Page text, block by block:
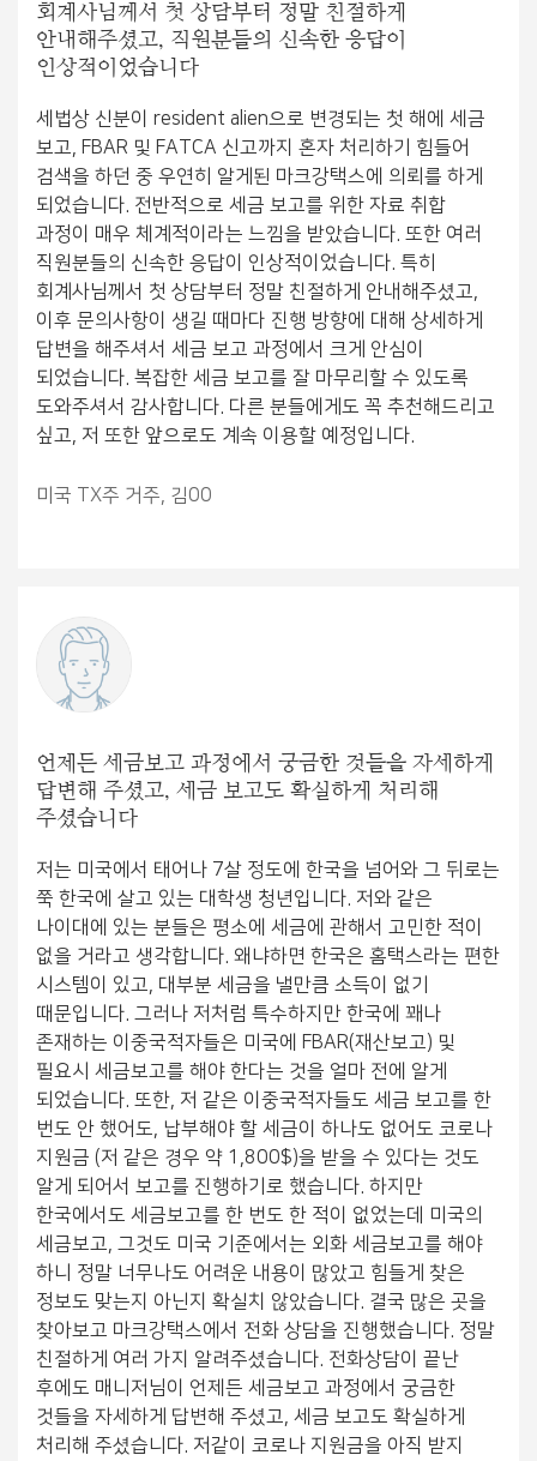
회계사님께서 첫 상담부터 정말 친절하게
안내해주셨고, 직원분들의 신속한 응답이
인상적이었습니다
세법상 신분이 resident alien으로 변경되는 첫 해에 세금
보고, FBAR 및 FATCA 신고까지 혼자 처리하기 힘들어
검색을 하던 중 우연히 알게된 마크강택스에 의뢰를 하게
되었습니다. 전반적으로 세금 보고를 위한 자료 취합
과정이 매우 체계적이라는 느낌을 받았습니다. 또한 여러
직원분들의 신속한 응답이 인상적이었습니다. 특히
회계사님께서 첫 상담부터 정말 친절하게 안내해주셨고,
이후 문의사항이 생길 때마다 진행 방향에 대해 상세하게
답변을 해주셔서 세금 보고 과정에서 크게 안심이
되었습니다. 복잡한 세금 보고를 잘 마무리할 수 있도록
도와주셔서 감사합니다. 다른 분들에게도 꼭 추천해드리고
싶고, 저 또한 앞으로도 계속 이용할 예정입니다.
미국 TX주 거주, 김00
언제든 세금보고 과정에서 궁금한 것들을 자세하게
답변해 주셨고, 세금 보고도 확실하게 처리해
주셨습니다
저는 미국에서 태어나 7살 정도에 한국을 넘어와 그 뒤로는
쭉 한국에 살고 있는 대학생 청년입니다. 저와 같은
나이대에 있는 분들은 평소에 세금에 관해서 고민한 적이
없을 거라고 생각합니다. 왜냐하면 한국은 홈택스라는 편한
시스템이 있고, 대부분 세금을 낼만큼 소득이 없기
때문입니다. 그러나 저처럼 특수하지만 한국에 꽤나
존재하는 이중국적자들은 미국에 FBAR(재산보고) 및
필요시 세금보고를 해야 한다는 것을 얼마 전에 알게
되었습니다. 또한, 저 같은 이중국적자들도 세금 보고를 한
번도 안 했어도, 납부해야 할 세금이 하나도 없어도 코로나
지원금 (저 같은 경우 약 1,800$)을 받을 수 있다는 것도
알게 되어서 보고를 진행하기로 했습니다. 하지만
한국에서도 세금보고를 한 번도 한 적이 없었는데 미국의
세금보고, 그것도 미국 기준에서는 외화 세금보고를 해야
하니 정말 너무나도 어려운 내용이 많았고 힘들게 찾은
정보도 맞는지 아닌지 확실치 않았습니다. 결국 많은 곳을
찾아보고 마크강택스에서 전화 상담을 진행했습니다. 정말
친절하게 여러 가지 알려주셨습니다. 전화상담이 끝난
후에도 매니저님이 언제든 세금보고 과정에서 궁금한
것들을 자세하게 답변해 주셨고, 세금 보고도 확실하게
처리해 주셨습니다. 저같이 코로나 지원금을 아직 받지